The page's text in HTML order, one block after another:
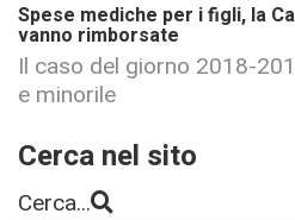
Spese mediche per i figli, la
vanno rimborsate
Il caso del giorno 2018-
e minorile
Cerca nel sito
Cerca...